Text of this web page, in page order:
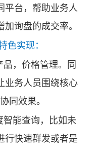
平台，帮助业务人
询盘的成交率。
实现：
，价格管理。同
业务人员围绕核心
同效果。
能查询，比如未
行快速群发或者是